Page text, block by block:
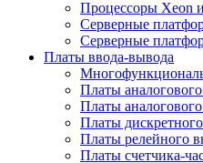
Процессоры Xeon
Серверные
Серверные
Платы ввода-вывода
Платы
Платы
Платы
Платы релейного
Платы счетчика-